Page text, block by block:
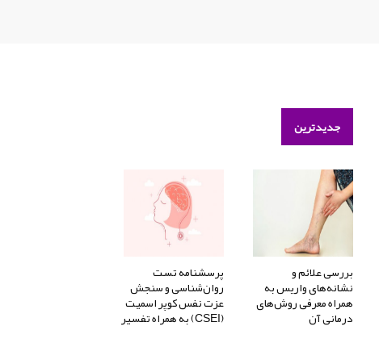
جدیدترین
بررسی علائم و
نشانه‌های واریس به
همراه معرفی روش‌های
درمانی آن
پرسشنامه تست
روان‌شناسی و سنجش
عزت نفس کوپر اسمیت
(CSEI) به همراه تفسیر